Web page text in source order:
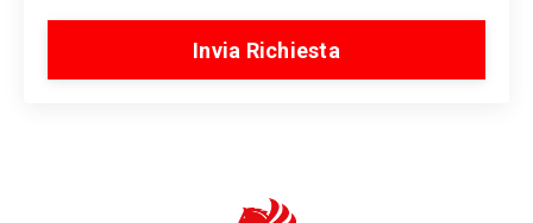
Invia Richiesta